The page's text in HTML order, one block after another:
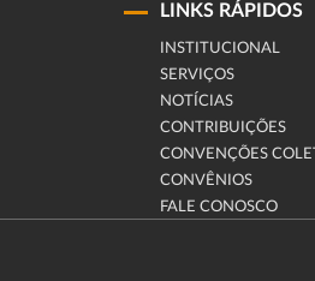
LINKS RÁPIDOS
INSTITUCIONAL
SERVIÇOS
NOTÍCIAS
CONTRIBUIÇÕES
CONVENÇÕES
CONVÊNIOS
FALE CONOSCO